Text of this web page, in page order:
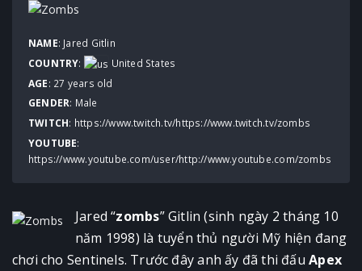
NAME: Jared Gitlin
COUNTRY:
United States
AGE: 27 years old
GENDER: Male
TWITCH: https://www.twitch.tv/https://www.twitch.tv/zombs
YOUTUBE:
https://www.youtube.com/user/http://www.youtube.com/zombs
Jared “zombs” Gitlin (sinh ngày 2 tháng 10
năm 1998) là tuyển thủ người Mỹ hiện đang
chơi cho Sentinels. Trước đây anh ấy đã thi đấuApex